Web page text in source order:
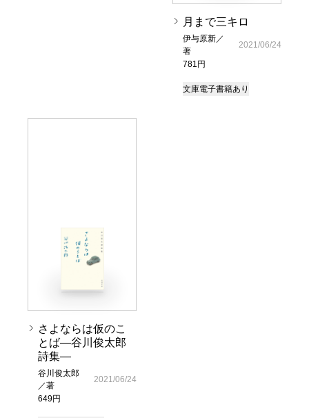
月まで三キロ
伊与原新／
著
781円
2021/06/24
文庫電子書籍あり
さよならは仮のこ
とば―谷川俊太郎
詩集―
谷川俊太郎
／著
649円
2021/06/24